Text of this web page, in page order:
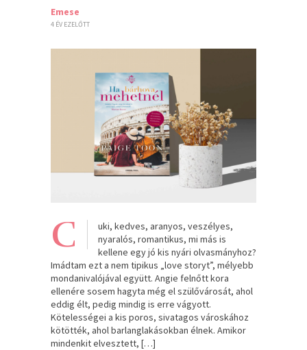
Emese
4 ÉV EZELŐTT
C
uki, kedves, aranyos, veszélyes,
nyaralós, romantikus, mi más is
kellene egy jó kis nyári olvasmányhoz?
Imádtam ezt a nem tipikus „love storyt”, mélyebb
mondanivalójával együtt. Angie felnőtt kora
ellenére sosem hagyta még el szülővárosát, ahol
eddig élt, pedig mindig is erre vágyott.
Kötelességei a kis poros, sivatagos városkához
kötötték, ahol barlanglakásokban élnek. Amikor
mindenkit elvesztett, […]